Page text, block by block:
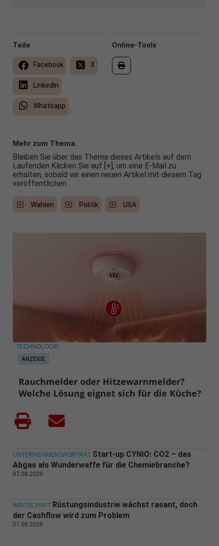
Online-Tools
Teile
Facebook X
LinkedIn
Whatsapp
Mehr zum Thema
Bleiben Sie über das Thema dieses Artikels auf dem
Laufenden Klicken Sie auf [+], um eine E-Mail zu
erhalten, sobald wir einen neuen Artikel mit diesem Tag
veröffentlichen
Wahlen Politik USA
ANZEIGE
TECHNOLOGIE
Rauchmelder oder Hitzewarnmelder?
Welche Lösung eignet sich für die Küche?
UNTERNEHMENSPORTRÄT Start-up CYNiO: CO2 – das
Abgas als Wunderwaffe für die Chemiebranche?
07.08.2026
WIRTSCHAFT Rüstungsindustrie wächst rasant, doch
der Cashflow wird zum Problem
07.08.2026